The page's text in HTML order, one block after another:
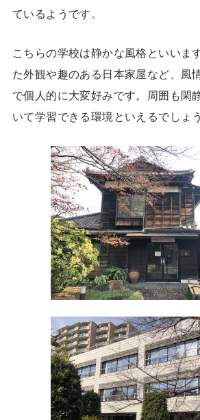
ているようです。
こちらの学校は静かな風格といいま
た外観や趣のある日本家屋など、風
で個人的に大変好みです。周囲も閑
いて学習できる環境といえるでしょう